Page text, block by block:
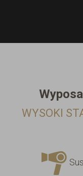
WYSOKI